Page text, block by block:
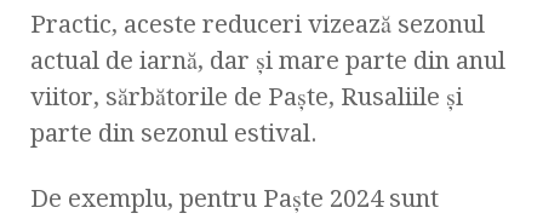
Practic, aceste reduceri vizează sezonul
actual de iarnă, dar și mare parte din anul
viitor, sărbătorile de Paște, Rusaliile și
parte din sezonul estival.
De exemplu, pentru Paște 2024 sunt